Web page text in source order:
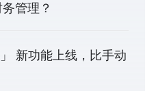
管理？
新功能上线，比手动